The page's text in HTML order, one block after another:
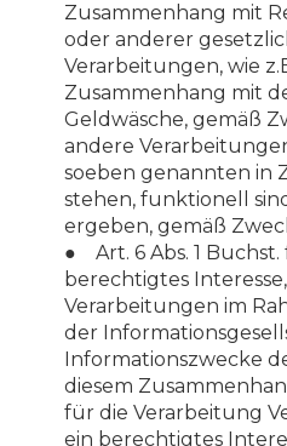
Zusammenhang mit
oder anderer
Verarbeitungen, wie
Zusammenhang mit
Geldwäsche, gemäß
andere
soeben genannten in
stehen, funktionell
ergeben, gemäß
● Art. 6 Abs. 1 Buchst.
berechtigtes
Verarbeitungen im
der
Informationszwecke
diesem
für die Verarbeitung
ein berechtigtes